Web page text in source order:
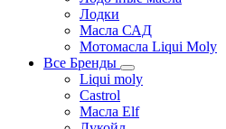
Лодки
Масла САД
Мотомасла Liqui Moly
Все Бренды
Liqui moly
Castrol
Масла Elf